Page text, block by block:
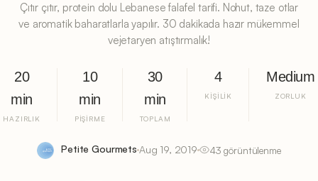
Çıtır çıtır, protein dolu Lebanese falafel tarifi. Nohut, taze otlar
ve aromatik baharatlarla yapılır. 30 dakikada hazır mükemmel
vejetaryen atıştırmalık!
20
min
HAZIRLIK
10
min
PIŞIRME
30
min
TOPLAM
4
KIŞILIK
Medium
ZORLUK
Petite Gourmets Aug 19, 2019 43 görüntülenme